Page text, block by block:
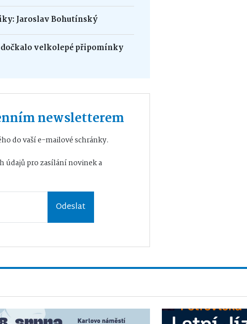
Jaroslav Bohutínský
dočkalo velkolepé připomínky
newsletterem
do vaší e-mailové schránky.
údajůpro zasílání novinek a
Odeslat